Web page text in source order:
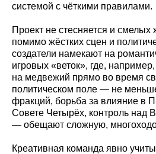
системой с чёткими правилами.
Проект не стесняется и
помимо жёстких сцен и
создатели намекают на
игровых «веток», где,
на медвежий прямо во время
политическом поле — не
фракций, борьба за влияние в
Совете Четырёх, контроль над
— обещают сложную,
Креативная команда явно